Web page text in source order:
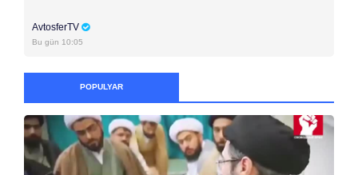
AvtosferTV
Bu gün 10:05
POPULYAR